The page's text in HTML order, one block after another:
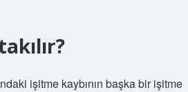
işitme kaybının başka bir işitme